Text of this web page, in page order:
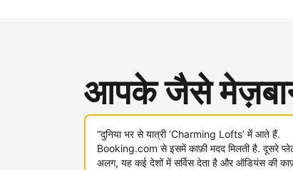
आपके जैसे
“दुनिया भर से यात्री ‘Charming Lofts’ में आते हैं.
Booking.com से इसमें काफ़ी मदद मिलती है. दूसरे
अलग, यह कई देशों में सर्विस देता है और ऑडियंस की